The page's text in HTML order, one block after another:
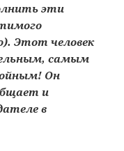
эти
Этот человек
самым
Он
и
в